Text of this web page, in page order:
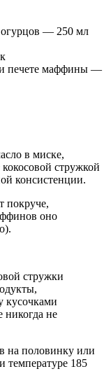
огурцов — 250 мл
печете маффины —
в миске,
стружкой
консистенции.
покруче,
оно
стружки
кусочками
никогда не
на половинку или
температуре 185